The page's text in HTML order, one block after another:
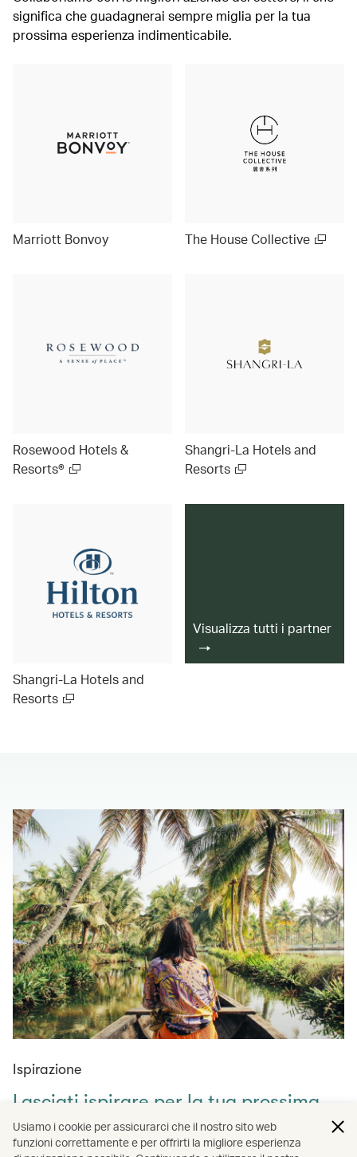
significa che guadagnerai sempre miglia per la tua
prossima esperienza indimenticabile.
Marriott Bonvoy The House Collective
Rosewood Hotels &
Resorts®
Shangri-La Hotels and
Resorts
Shangri-La Hotels and
Resorts
Visualizza tutti i partner
Ispirazione
Lasciati ispirare per la tua prossima
avventura
Usiamo i cookie per assicurarci che il nostro sito web
funzioni correttamente e per offrirti la migliore esperienza